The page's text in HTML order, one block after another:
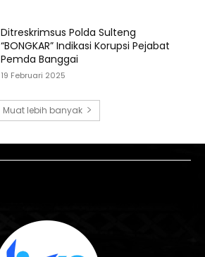
Ditreskrimsus Polda Sulteng
“BONGKAR” Indikasi Korupsi Pejabat
Pemda Banggai
19 Februari 2025
Muat lebih banyak